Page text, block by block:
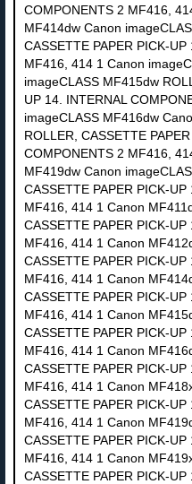
COMPONENTS 2 MF416,
MF414dw Canon
CASSETTE PAPER PICK-
MF416, 414 1 Canon
imageCLASS MF415dw
UP 14. INTERNAL
imageCLASS MF416dw
ROLLER, CASSETTE
COMPONENTS 2 MF416,
MF419dw Canon
CASSETTE PAPER PICK-
MF416, 414 1 Canon
CASSETTE PAPER PICK-
MF416, 414 1 Canon
CASSETTE PAPER PICK-
MF416, 414 1 Canon
CASSETTE PAPER PICK-
MF416, 414 1 Canon
CASSETTE PAPER PICK-
MF416, 414 1 Canon
CASSETTE PAPER PICK-
MF416, 414 1 Canon
CASSETTE PAPER PICK-
MF416, 414 1 Canon
CASSETTE PAPER PICK-
MF416, 414 1 Canon
CASSETTE PAPER PICK-